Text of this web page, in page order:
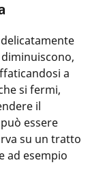
a
si fermi,
il
essere
su un tratto
ad esempio